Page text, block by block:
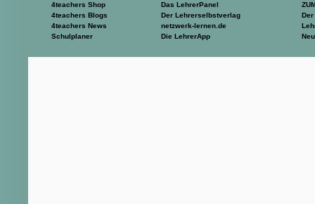
4teachers Shop
4teachers Blogs
4teachers News
Schulplaner
Das LehrerPanel
Der Lehrerselbstverlag
netzwerk-lernen.de
Die LehrerApp